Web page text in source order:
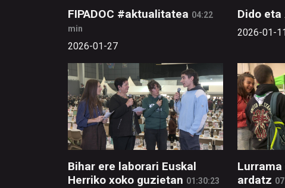
FIPADOC #aktualitatea 04:22
min
2026-01-27
Dido
2026-01-
Bihar ere laborari Euskal
Herriko xoko guzietan 01:30:23
Lurrama
ardatz